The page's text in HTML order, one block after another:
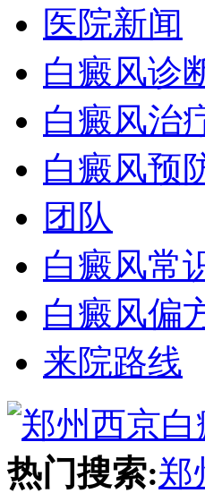
医院新闻
白癜风诊
白癜风治
白癜风预
团队
白癜风常
白癜风偏
来院路线
热门搜索:郑